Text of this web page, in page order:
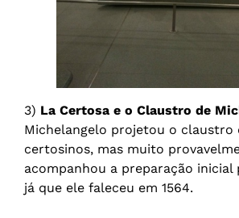
3) La Certosa e o Claustro de
Michelangelo projetou o claustro
certosinos, mas muito
acompanhou a preparação inicial
já que ele faleceu em 1564.